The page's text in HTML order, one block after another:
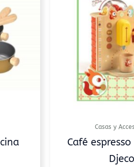
Casas y
Café
Djeco